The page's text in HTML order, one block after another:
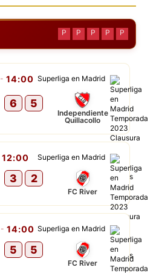
P P P P P
Superliga en Madrid
- 14:00
6 5
Independiente
Quillacollo
Superliga en Madrid
12:00
3 2
FC River
Superliga en Madrid
- 14:00
5 5
FC River